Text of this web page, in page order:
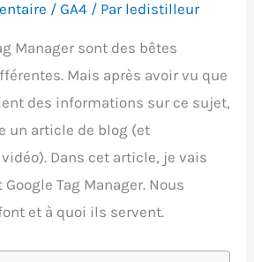
/GA4 / Par ledistilleur
Manager sont des bêtes
Mais après avoir vu que
des informations sur ce sujet,
un article de blog (et
Dans cet article, je vais
Google Tag Manager. Nous
et à quoi ils servent.